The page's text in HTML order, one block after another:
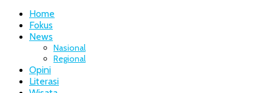
Home
Fokus
News
Nasional
Regional
Opini
Literasi